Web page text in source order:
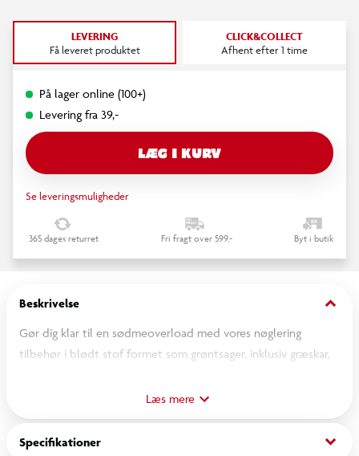
LEVERING
Få leveret produktet
CLICK&COLLECT
Afhent efter 1 time
På lager online (100+)
Levering fra 39,-
LÆG I KURV
Se leveringsmuligheder
365 dages returret Fri fragt over 599,- Byt i butik
Beskrivelse keyboard_arrow_down
Gør dig klar til en sødmeoverload med vores nøglering
tilbehør i blødt stof formet som grøntsager, inklusiv græskar,
favorit eller saml dem alle! Perfekt til at tilføje et sjovt touch
til en taske eller et sæt nøgler.
Læs mere
Specifikationer keyboard_arrow_down